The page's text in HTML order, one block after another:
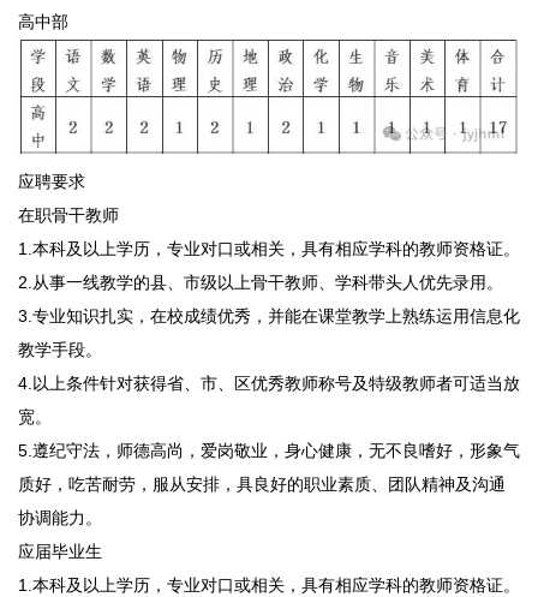
高中部
应聘要求
在职骨干教师
1.本科及以上学历，专业对口或相关，具有相应学科的教师资格证。
2.从事一线教学的县、市级以上骨干教师、学科带头人优先录用。
3.专业知识扎实，在校成绩优秀，并能在课堂教学上熟练运用信息化
教学手段。
4.以上条件针对获得省、市、区优秀教师称号及特级教师者可适当放
宽。
5.遵纪守法，师德高尚，爱岗敬业，身心健康，无不良嗜好，形象气
质好，吃苦耐劳，服从安排，具良好的职业素质、团队精神及沟通
协调能力。
应届毕业生
1.本科及以上学历，专业对口或相关，具有相应学科的教师资格证。